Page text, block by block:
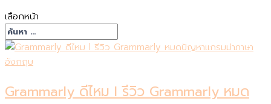
เลือกหน้า
Grammarly ดีไหม l รีวิว Grammarly หมด